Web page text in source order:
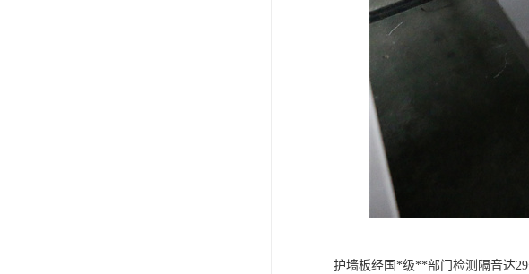
护墙板经国*级**部门检测隔音达